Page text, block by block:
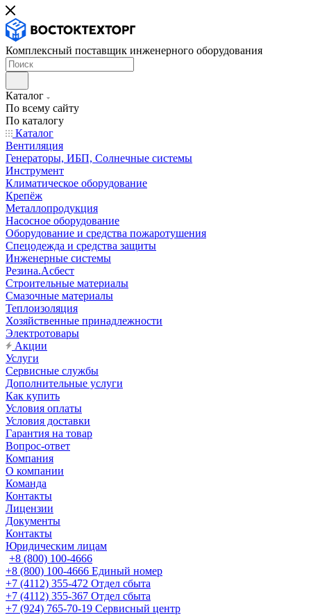
Комплексный поставщик инженерного оборудования
Каталог
По всему сайту
По каталогу
Каталог
Вентиляция
Генераторы, ИБП, Солнечные системы
Инструмент
Климатическое оборудование
Крепёж
Металлопродукция
Насосное оборудование
Оборудование и средства пожаротушения
Спецодежда и средства защиты
Инженерные системы
Резина.Асбест
Строительные материалы
Смазочные материалы
Теплоизоляция
Хозяйственные принадлежности
Электротовары
Акции
Услуги
Сервисные службы
Дополнительные услуги
Как купить
Условия оплаты
Условия доставки
Гарантия на товар
Вопрос-ответ
Компания
О компании
Команда
Контакты
Лицензии
Документы
Контакты
Юридическим лицам
+8 (800) 100-4666
+8 (800) 100-4666 Единый номер
+7 (4112) 355-472 Отдел сбыта
+7 (4112) 355-367 Отдел сбыта
+7 (924) 765-70-19 Сервисный центр